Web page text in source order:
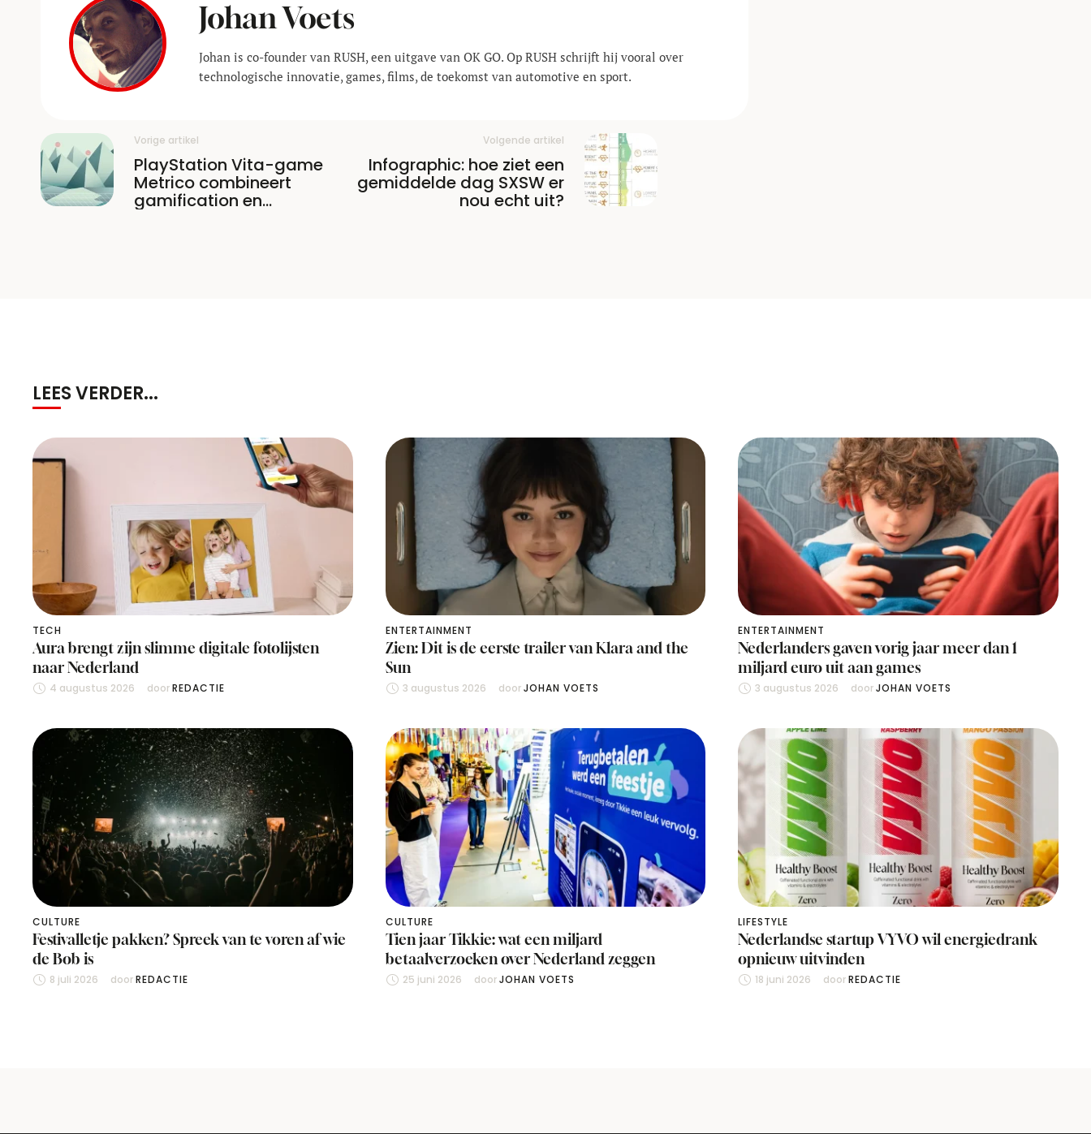
Johan Voets
Johan is co-founder van RUSH, een uitgave van OK GO. Op RUSH schrijft hij vooral over
technologische innovatie, games, films, de toekomst van automotive en sport.
Vorige artikel
PlayStation Vita-game
Metrico combineert
gamification en
Volgende artikel
Infographic: hoe ziet een
gemiddelde dag SXSW er
nou echt uit?
LEES VERDER...
TECH
Aura brengt zijn slimme digitale fotolijsten
naar Nederland
4 augustus 2026 door REDACTIE
ENTERTAINMENT
Zien: Dit is de eerste trailer van Klara and the
Sun
3 augustus 2026 door JOHAN VOETS
ENTERTAINMENT
Nederlanders gaven vorig jaar meer dan 1
miljard euro uit aan games
3 augustus 2026 door JOHAN VOETS
CULTURE
Festivalletje pakken? Spreek van te voren af wie
de Bob is
8 juli 2026 door REDACTIE
CULTURE
Tien jaar Tikkie: wat een miljard
betaalverzoeken over Nederland zeggen
25 juni 2026 door JOHAN VOETS
LIFESTYLE
Nederlandse startup VYVO wil energiedrank
opnieuw uitvinden
18 juni 2026 door REDACTIE